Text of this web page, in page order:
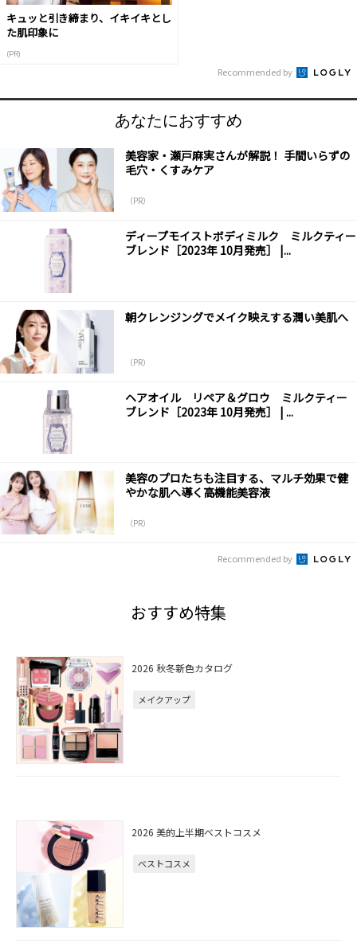
キュッと引き締まり、イキイキとし
た肌印象に
(PR)
Recommended by
あなたにおすすめ
美容家・瀬戸麻実さんが解説！ 手間いらずの
毛穴・くすみケア
（PR）
ディープモイストボディミルク ミルクティー
ブレンド［2023年 10月発売］ |...
朝クレンジングでメイク映えする潤い美肌へ
（PR）
ヘアオイル リペア＆グロウ ミルクティー
ブレンド［2023年 10月発売］ | ...
美容のプロたちも注目する、マルチ効果で健
やかな肌へ導く高機能美容液
（PR）
Recommended by
おすすめ特集
2026 秋冬新色カタログ
メイクアップ
2026 美的上半期ベストコスメ
ベストコスメ